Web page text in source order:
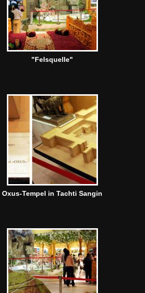
"Felsquelle"
Oxus-Tempel in Tachti Sangin